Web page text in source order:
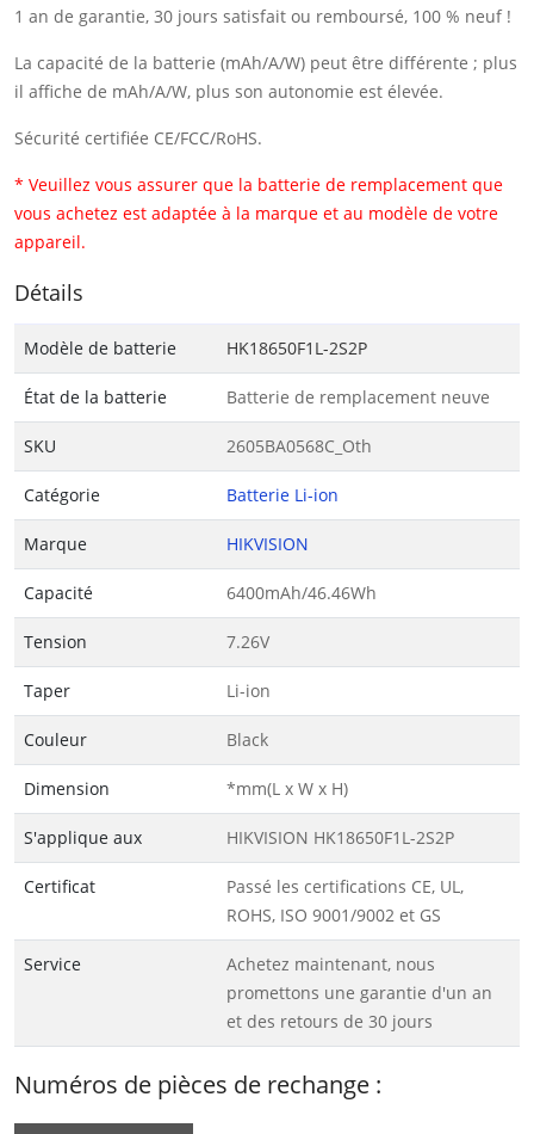
1 an de garantie, 30 jours satisfait ou remboursé, 100 % neuf !
La capacité de la batterie (mAh/A/W) peut être différente ; plus
il affiche de mAh/A/W, plus son autonomie est élevée.
Sécurité certifiée CE/FCC/RoHS.
* Veuillez vous assurer que la batterie de remplacement que
vous achetez est adaptée à la marque et au modèle de votre
appareil.
Détails
Modèle de batterie HK18650F1L-2S2P
État de la batterie Batterie de remplacement neuve
SKU 2605BA0568C_Oth
Catégorie Batterie Li-ion
Marque HIKVISION
Capacité 6400mAh/46.46Wh
Tension 7.26V
Taper Li-ion
Couleur Black
Dimension *mm(L x W x H)
S'applique aux HIKVISION HK18650F1L-2S2P
Certificat
Passé les certifications CE, UL,
ROHS, ISO 9001/9002 et GS
Service
Achetez maintenant, nous
promettons une garantie d'un an
et des retours de 30 jours
Numéros de pièces de rechange :